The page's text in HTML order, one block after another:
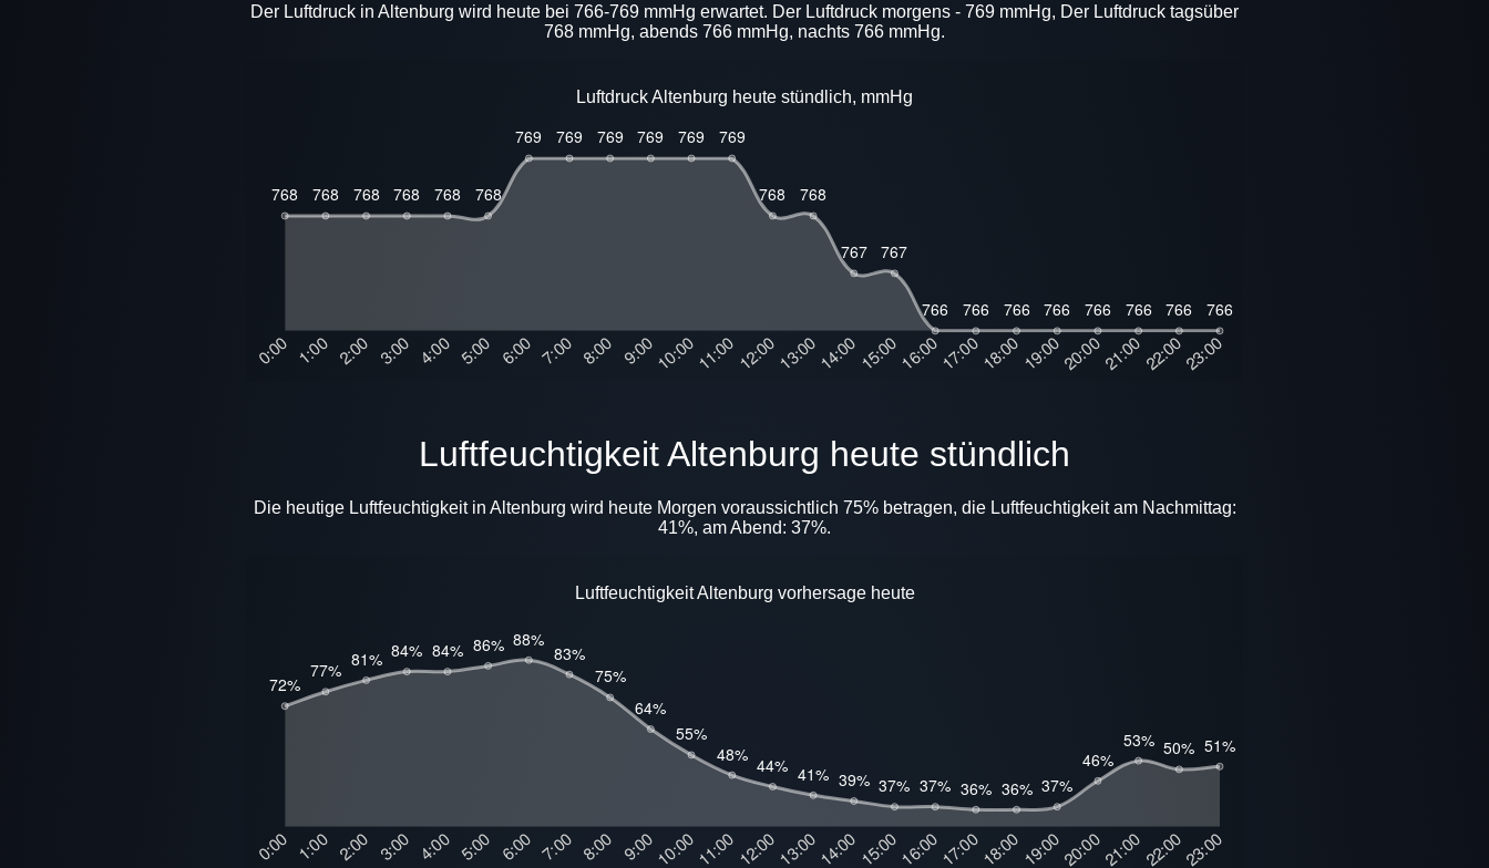
Der Luftdruck in Altenburg wird heute bei 766-769 mmHg erwartet. Der Luftdruck morgens - 769 mmHg, Der Luftdruck tagsüber
768 mmHg, abends 766 mmHg, nachts 766 mmHg.
Luftdruck Altenburg heute stündlich, mmHg
Luftfeuchtigkeit Altenburg heute stündlich
Die heutige Luftfeuchtigkeit in Altenburg wird heute Morgen voraussichtlich 75% betragen, die Luftfeuchtigkeit am Nachmittag:
41%, am Abend: 37%.
Luftfeuchtigkeit Altenburg vorhersage heute